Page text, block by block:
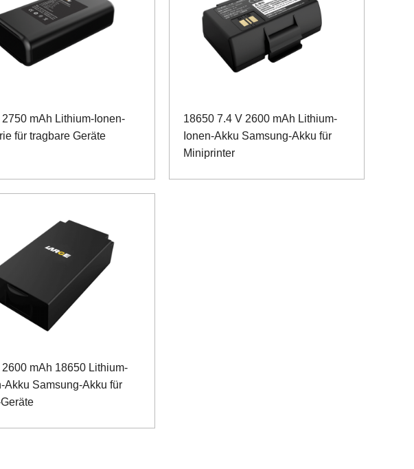
2750 mAh Lithium-Ionen-
für tragbare Geräte
18650 7.4 V 2600 mAh Lithium-
Ionen-Akku Samsung-Akku für
Miniprinter
2600 mAh 18650 Lithium-
Akku Samsung-Akku für